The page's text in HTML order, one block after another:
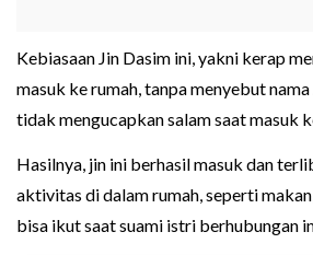
Kebiasaan Jin Dasim ini, yakni kerap
masuk ke rumah, tanpa menyebut
tidak mengucapkan salam saat masuk
Hasilnya, jin ini berhasil masuk dan
aktivitas di dalam rumah, seperti
bisa ikut saat suami istri berhubungan